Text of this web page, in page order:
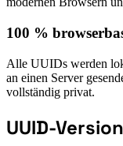
100 %
Alle UUIDs werden
an einen Server
vollständig privat.
UUID-